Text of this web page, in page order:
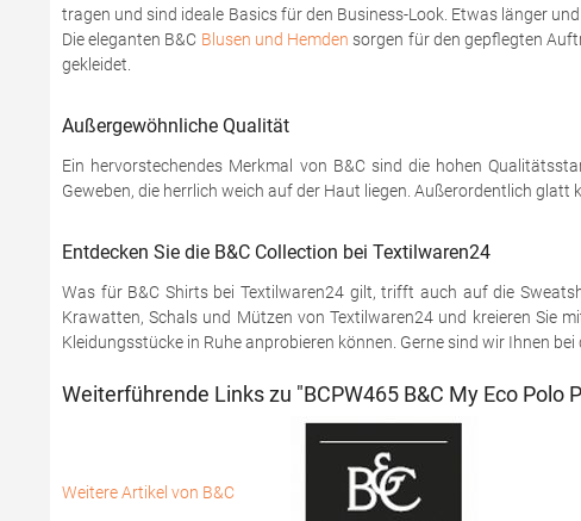
tragen und sind ideale Basics für den Business-Look. Etwas länger
Die eleganten B&C Blusen und Hemden sorgen für den gepflegten
gekleidet.
Außergewöhnliche Qualität
Ein hervorstechendes Merkmal von B&C sind die hohen
Geweben, die herrlich weich auf der Haut liegen. Außerordentlich
Entdecken Sie die B&C Collection bei Textilwaren24
Was für B&C Shirts bei Textilwaren24 gilt, trifft auch auf die
Krawatten, Schals und Mützen von Textilwaren24 und kreieren Sie
Kleidungsstücke in Ruhe anprobieren können. Gerne sind wir Ihnen
Weiterführende Links zu "BCPW465 B&C My Eco Polo
Weitere Artikel von B&C